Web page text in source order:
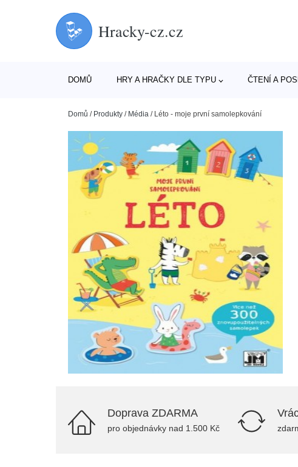
Hracky-cz.cz
DOMŮ HRY A HRAČKY DLE TYPU ČTENÍ A
Domů / Produkty / Média / Léto - moje první samolepkování
Doprava ZDARMA
pro objednávky nad 1.500 Kč